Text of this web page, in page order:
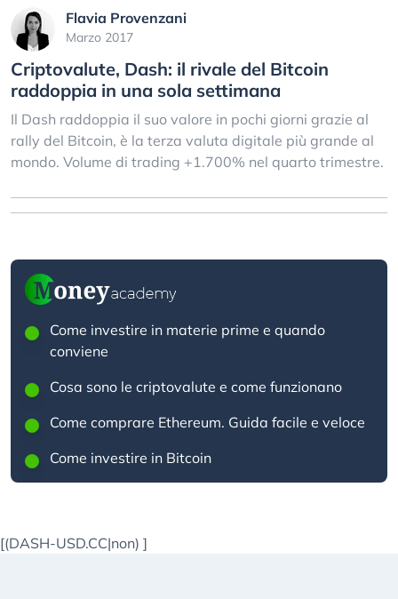
Flavia Provenzani
Marzo 2017
Criptovalute, Dash: il rivale del Bitcoin
raddoppia in una sola settimana
Il Dash raddoppia il suo valore in pochi giorni grazie al
rally del Bitcoin, è la terza valuta digitale più grande al
mondo. Volume di trading +1.700% nel quarto trimestre.
Come investire in materie prime e quando
conviene
Cosa sono le criptovalute e come funzionano
Come comprare Ethereum. Guida facile e veloce
Come investire in Bitcoin
[(DASH-USD.CC|non) ]